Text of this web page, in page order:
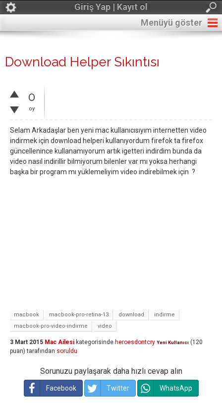
Giriş Yap | Kayıt ol
Menüyü göster
Download Helper Sıkıntısı
0
oy
Selam Arkadaşlar ben yeni mac kullanıcısıyım internetten video
indirmek için download helperi kullanıyordum firefok ta firefox
güncellenince kullanamıyorum artık igetteri indirdim bunda da
video nasıl indirillir bilmiyorum bilenler var mı yoksa herhangi
başka bir program mı yüklemeliyim video indirebilmek için ?
macbook macbook-pro-retina-13 download
indirme
macbook-pro-video-indirme
video
3 Mart 2015 Mac Ailesi kategorisinde heroesdontcry Yeni Kullanıcı (120
puan) tarafından soruldu
Sorunuzu paylaşarak daha hızlı cevap alın
Facebook Twitter WhatsApp